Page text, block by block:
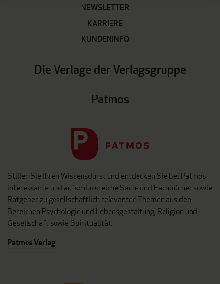
NEWSLETTER
KARRIERE
KUNDENINFO
Die Verlage der Verlagsgruppe
Patmos
Stillen Sie Ihren Wissensdurst und entdecken Sie bei Patmos
interessante und aufschlussreiche Sach- und Fachbücher sowie
Ratgeber zu gesellschaftlich relevanten Themen aus den
Bereichen Psychologie und Lebensgestaltung, Religion und
Gesellschaft sowie Spiritualität.
Patmos Verlag